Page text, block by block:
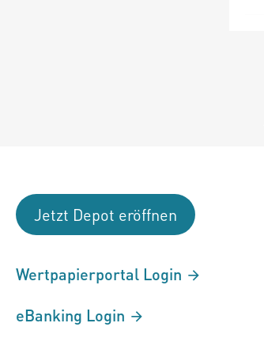
Jetzt Depot eröffnen
Wertpapierportal Login
eBanking Login